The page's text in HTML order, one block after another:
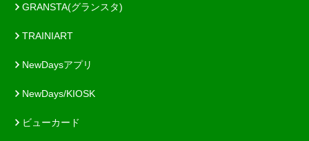
GRANSTA(グランスタ)
TRAINIART
NewDaysアプリ
NewDays/KIOSK
ビューカード